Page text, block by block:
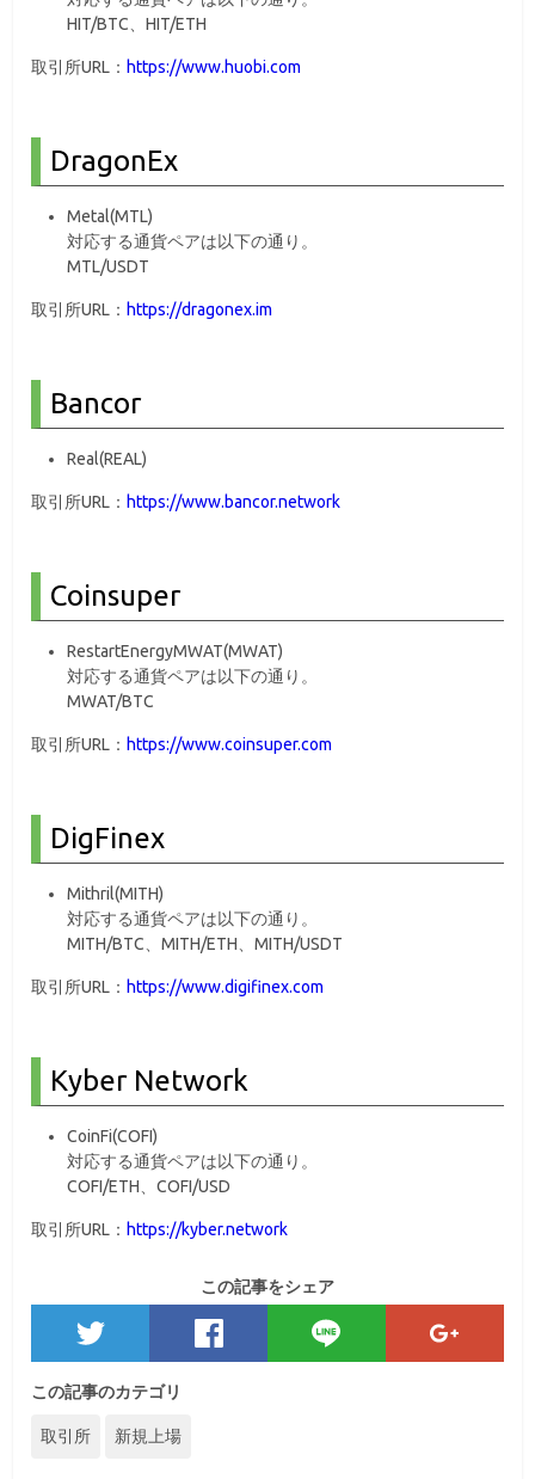
HIT/BTC、HIT/ETH
取引所URL： https://www.huobi.com
DragonEx
Metal(MTL)
対応する通貨ペアは以下の通り。
MTL/USDT
取引所URL： https://dragonex.im
Bancor
Real(REAL)
取引所URL： https://www.bancor.network
Coinsuper
RestartEnergyMWAT(MWAT)
対応する通貨ペアは以下の通り。
MWAT/BTC
取引所URL： https://www.coinsuper.com
DigFinex
Mithril(MITH)
対応する通貨ペアは以下の通り。
MITH/BTC、MITH/ETH、MITH/USDT
取引所URL： https://www.digifinex.com
Kyber Network
CoinFi(COFI)
対応する通貨ペアは以下の通り。
COFI/ETH、COFI/USD
取引所URL： https://kyber.network
この記事をシェア
この記事のカテゴリ
取引所 新規上場